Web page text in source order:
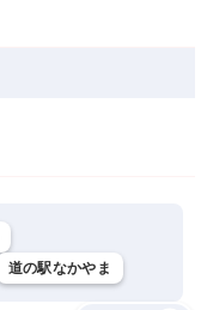
道の駅なかやま